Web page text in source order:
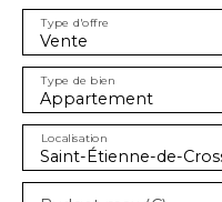
Vente
Type d'offre
Appartement
Type de bien
Saint-Étienne-de-
Localisation